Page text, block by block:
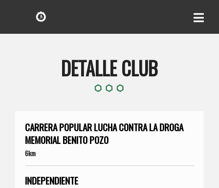
DETALLE CLUB
CARRERA POPULAR LUCHA CONTRA LA DROGA
MEMORIAL BENITO POZO
6km
INDEPENDIENTE